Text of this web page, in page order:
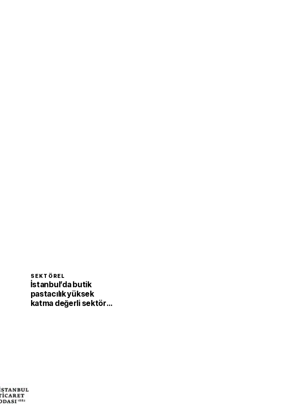
SEKTÖREL
İstanbul’da butik
pastacılık yüksek
katma değerli sektöre